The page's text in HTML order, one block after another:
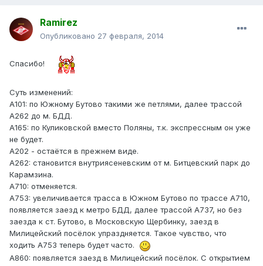
Ramirez
Опубликовано 27 февраля, 2014
Спасибо!
Суть изменений:
А101: по Южному Бутово такими же петлями, далее трассой
А262 до м. БДД.
А165: по Куликовской вместо Поляны, т.к. экспрессным он уже
не будет.
А202 - остаётся в прежнем виде.
А262: становится внутриясеневским от м. Битцевский парк до
Карамзина.
А710: отменяется.
А753: увеличивается трасса в Южном Бутово по трассе А710,
появляется заезд к метро БДД, далее трассой А737, но без
заезда к ст. Бутово, в Московскую Щербинку, заезд в
Милицейский посёлок упраздняется. Такое чувство, что
ходить А753 теперь будет часто.
А860: появляется заезд в Милицейский посёлок. С открытием